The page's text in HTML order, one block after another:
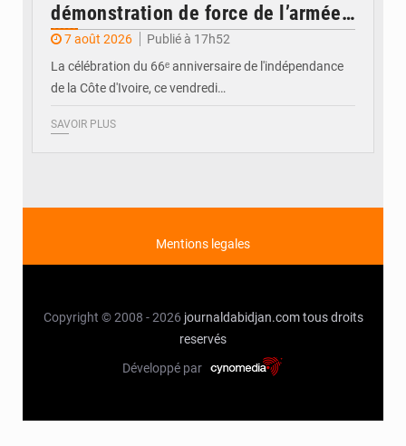
démonstration de force de l’armée
ivoirienne à Yopougon
7 août 2026
Publié à 17h52
La célébration du 66ᵉ anniversaire de l'indépendance
de la Côte d'Ivoire, ce vendredi…
SAVOIR PLUS
Mentions legales
Copyright © 2008 - 2026 journaldabidjan.com tous droits
reservés
Développé par